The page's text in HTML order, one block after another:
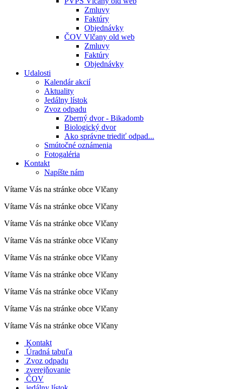
Zmluvy
Faktúry
Objednávky
ČOV Vlčany old web
Zmluvy
Faktúry
Objednávky
Udalosti
Kalendár akcií
Aktuality
Jedálny lístok
Zvoz odpadu
Zberný dvor - Bikadomb
Biologický dvor
Ako správne triediť odpad...
Smútočné oznámenia
Fotogaléria
Kontakt
Napíšte nám
Vítame Vás na stránke obce Vlčany
Vítame Vás na stránke obce Vlčany
Vítame Vás na stránke obce Vlčany
Vítame Vás na stránke obce Vlčany
Vítame Vás na stránke obce Vlčany
Vítame Vás na stránke obce Vlčany
Vítame Vás na stránke obce Vlčany
Vítame Vás na stránke obce Vlčany
Vítame Vás na stránke obce Vlčany
Kontakt
Úradná tabuľa
Zvoz odpadu
zverejňovanie
ČOV